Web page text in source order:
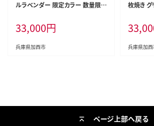
ルラベンダー 限定カラー 数量限定
キッチン 家電 調理 朝食 パン 調理
家電 キッチン家電 時短 お手入れ
簡単 AET-GS13D(V) 新生活 一人
33,000円
兵庫県加西市
枚焼き グ
家電 兵庫
ファイ
イマー付
兵庫県加
ページ上部へ戻る